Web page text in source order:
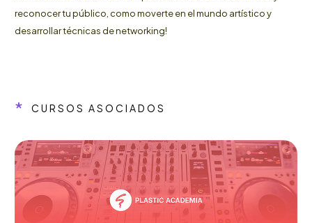
reconocer tu público, como moverte en el mundo artístico y
desarrollar técnicas de networking!
* CURSOS ASOCIADOS